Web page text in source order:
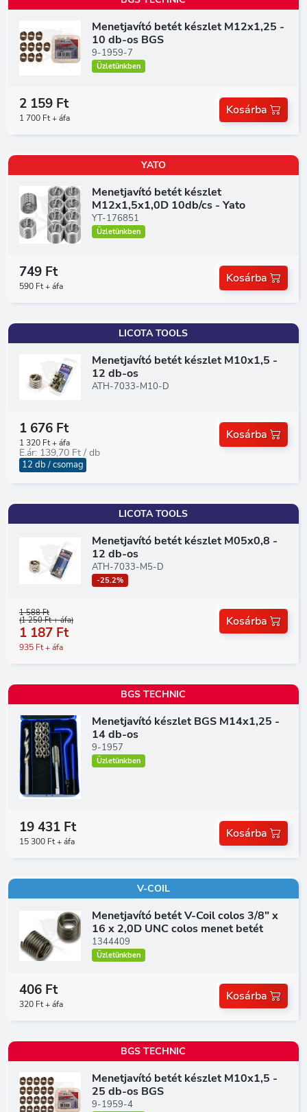
Menetjavító betét készlet M12x1,25 -
10 db-os BGS
9-1959-7
Üzletünkben
2 159 Ft
1 700 Ft + áfa
Kosárba
YATO
Menetjavító betét készlet
M12x1,5x1,0D 10db/cs - Yato
YT-176851
Üzletünkben
749 Ft
590 Ft + áfa
Kosárba
LICOTA TOOLS
Menetjavító betét készlet M10x1,5 -
12 db-os
ATH-7033-M10-D
1 676 Ft
1 320 Ft + áfa
E.ár: 139,70 Ft / db
12 db / csomag
Kosárba
LICOTA TOOLS
Menetjavító betét készlet M05x0,8 -
12 db-os
ATH-7033-M5-D
-25.2%
1 588 Ft
(1 250 Ft + áfa)
1 187 Ft
935 Ft + áfa
Kosárba
BGS TECHNIC
Menetjavító készlet BGS M14x1,25 -
14 db-os
9-1957
Üzletünkben
19 431 Ft
15 300 Ft + áfa
Kosárba
V-COIL
Menetjavító betét V-Coil colos 3/8" x
16 x 2,0D UNC colos menet betét
1344409
Üzletünkben
406 Ft
320 Ft + áfa
Kosárba
BGS TECHNIC
Menetjavító betét készlet M10x1,5 -
25 db-os BGS
9-1959-4